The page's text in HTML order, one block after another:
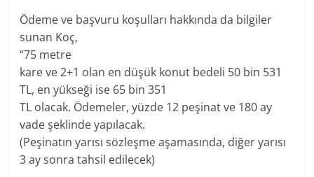
Ödeme ve başvuru koşulları hakkında da bilgiler
sunan Koç,
“75 metre
kare ve 2+1 olan en düşük konut bedeli 50 bin 531
TL, en yükseği ise 65 bin 351
TL olacak. Ödemeler, yüzde 12 peşinat ve 180 ay
vade şeklinde yapılacak.
(Peşinatın yarısı sözleşme aşamasında, diğer yarısı
3 ay sonra tahsil edilecek)